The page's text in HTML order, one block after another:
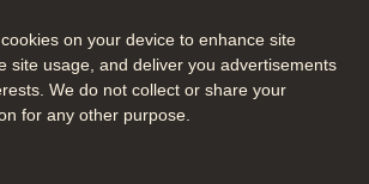
on your device to enhance site
site usage, and deliver you advertisements
We do not collect or share your
for any other purpose.
la conversation
sur tous les réseaux sociaux Everpure